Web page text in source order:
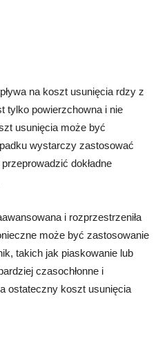
na koszt usunięcia rdzy z
tylko powierzchowna i nie
usunięcia może być
wystarczy zastosować
dokładne
i rozprzestrzeniła
może być zastosowanie
takich jak piaskowanie lub
czasochłonne i
ostateczny koszt usunięcia